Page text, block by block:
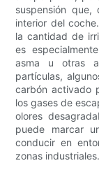
suspensión
interior del
la cantidad de
es
asma u otras
partículas,
carbón activado
los gases de
olores
puede marcar
conducir en
zonas industriales.